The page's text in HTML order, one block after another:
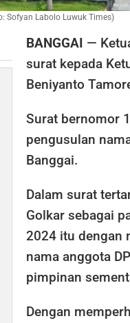
Sofyan Labolo Luwuk Times)
BANGGAI —
surat kepada
Beniyanto
Surat bernomor
pengusulan
Banggai.
Dalam surat
Golkar sebagai
2024 itu dengan
nama anggota
pimpinan
Dengan